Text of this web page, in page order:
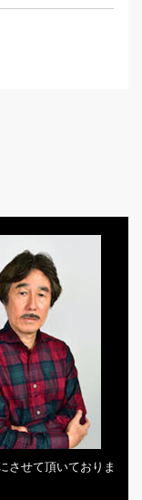
させて頂いておりま